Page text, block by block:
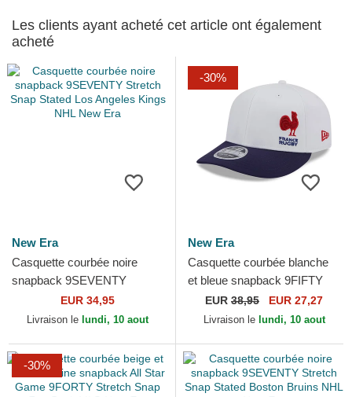
Les clients ayant acheté cet article ont également
acheté
New Era
Casquette courbée noire
snapback 9SEVENTY
Stretch Snap Stated Los
Angeles Kings NHL New Era
EUR 34,95
Livraison le lundi, 10 aout
-30%
New Era
Casquette courbée blanche
et bleue snapback 9FIFTY
Stretch Snap Flawless
French Rugby Federation...
EUR 38,95 EUR 27,27
Livraison le lundi, 10 aout
-30%